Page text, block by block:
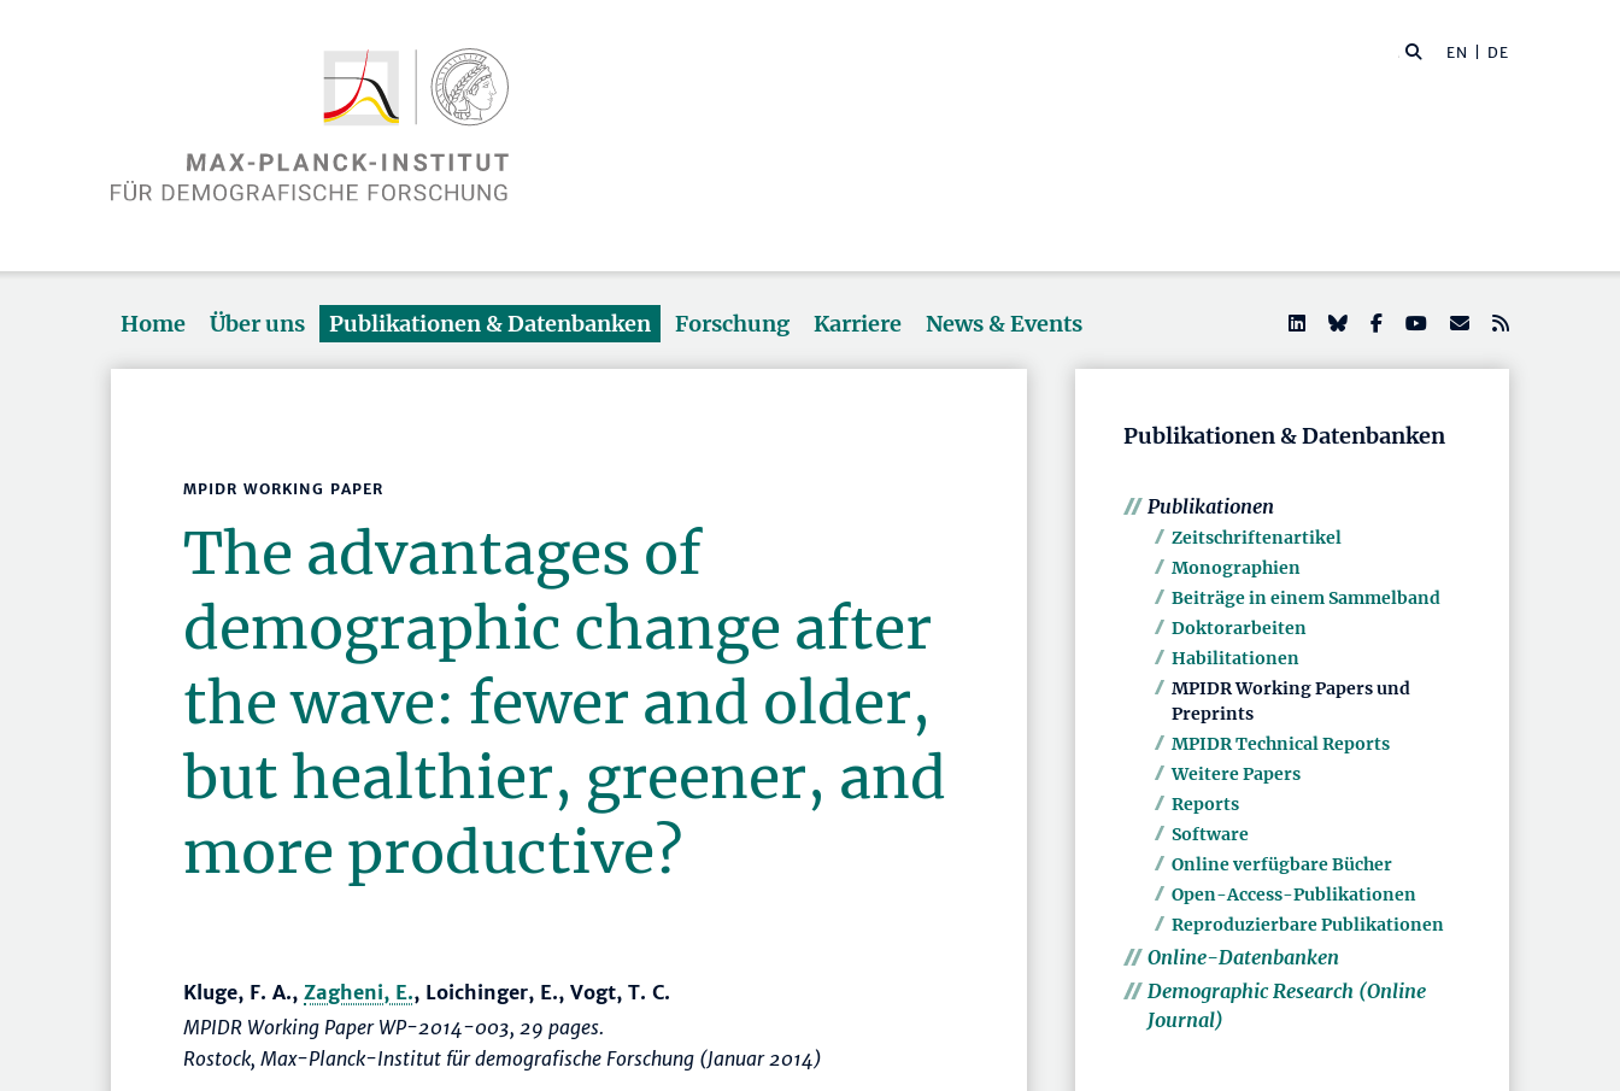
EN | DE
Home Über uns Publikationen & Datenbanken Forschung Karriere News & Events
MPIDR WORKING PAPER
The advantages of
demographic change after
the wave: fewer and older,
but healthier, greener, and
more productive?
Kluge, F. A., Zagheni, E., Loichinger, E., Vogt, T. C.
MPIDR Working Paper WP-2014-003, 29 pages.
Rostock, Max-Planck-Institut für demografische Forschung (Januar 2014)
Publikationen & Datenbanken
Publikationen
Zeitschriftenartikel
Monographien
Beiträge in einem Sammelband
Doktorarbeiten
Habilitationen
MPIDR Working Papers und
Preprints
MPIDR Technical Reports
Weitere Papers
Reports
Software
Online verfügbare Bücher
Open-Access-Publikationen
Reproduzierbare Publikationen
Online-Datenbanken
Demographic Research (Online
Journal)